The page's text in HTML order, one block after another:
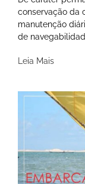
conservação da
manutenção
de
Leia Mais